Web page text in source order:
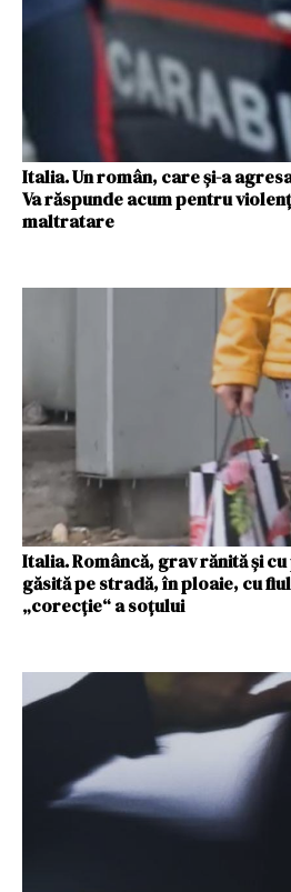
Italia. Un român, care și-a
Va răspunde acum pentru
maltratare
Italia. Româncă, grav rănită și
găsită pe stradă, în ploaie, cu
„corecție“ a soțului